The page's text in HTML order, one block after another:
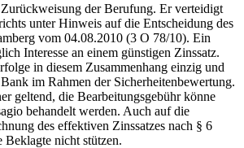
der Berufung. Er verteidigt
unter Hinweis auf die Entscheidung des
vom 04.08.2010 (3 O 78/10). Ein
Interesse an einem günstigen Zinssatz.
in diesem Zusammenhang einzig und
im Rahmen der Sicherheitenbewertung.
geltend, die Bearbeitungsgebühr könne
behandelt werden. Auch auf die
des effektiven Zinssatzes nach § 6
nicht stützen.